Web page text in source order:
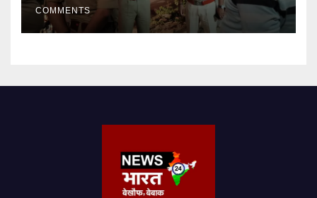
COMMENTS